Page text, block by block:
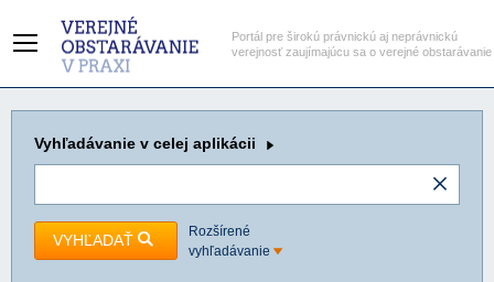
Portál pre širokú právnickú aj neprávnickú
verejnosť zaujímajúcu sa o verejné obstarávanie
Vyhľadávanie v celej aplikácii
VYHĽADAŤ
Rozšírené
vyhľadávanie